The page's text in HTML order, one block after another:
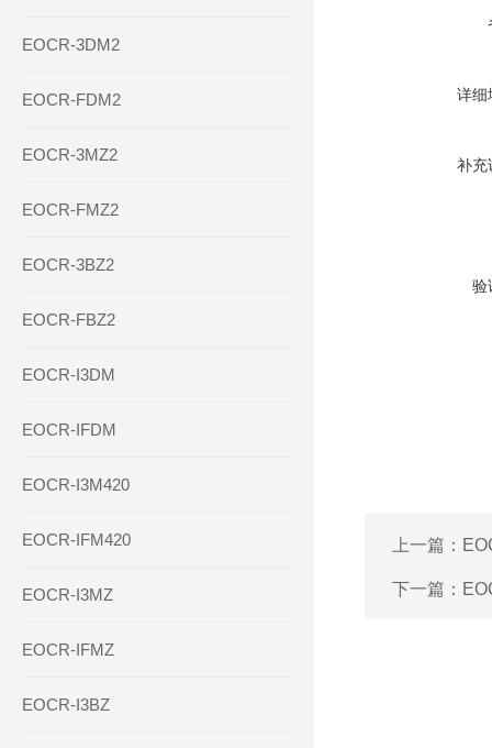
EOCR-3DM2
EOCR-FDM2
EOCR-3MZ2
EOCR-FMZ2
EOCR-3BZ2
EOCR-FBZ2
EOCR-I3DM
EOCR-IFDM
EOCR-I3M420
EOCR-IFM420
EOCR-I3MZ
EOCR-IFMZ
EOCR-I3BZ
详细
补充
验
上一篇：
下一篇：